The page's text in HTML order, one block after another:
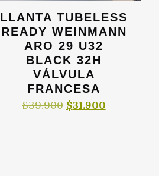
LLANTA TUBELESS
READY WEINMANN
ARO 29 U32
BLACK 32H
VÁLVULA
FRANCESA
$39.900 El
$31.900El